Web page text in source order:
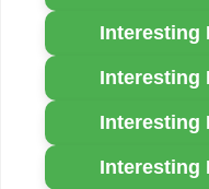
Interesting
Interesting
Interesting
Interesting